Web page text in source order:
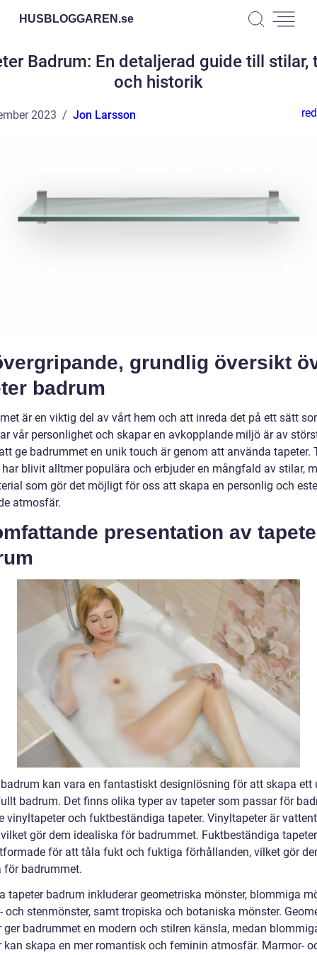
HUSBLOGGAREN.se
Badrum: En detaljerad guide till stilar,
och historik
2023 Jon Larsson
grundlig översikt
badrum
är en viktig del av vårt hem och att inreda det på ett sätt
vår personlighet och skapar en avkopplande miljö är av
ge badrummet en unik touch är genom att använda tapeter.
blivit alltmer populära och erbjuder en mångfald av stilar,
som gör det möjligt för oss att skapa en personlig och
atmosfär.
presentation av
kan vara en fantastiskt designlösning för att skapa ett
badrum. Det finns olika typer av tapeter som passar för
vinyltapeter och fuktbeständiga tapeter. Vinyltapeter är
gör dem idealiska för badrummet. Fuktbeständiga
för att tåla fukt och fuktiga förhållanden, vilket gör
för badrummet.
tapeter badrum inkluderar geometriska mönster, blommiga
och stenmönster, samt tropiska och botaniska mönster.
ger badrummet en modern och stilren känsla, medan
kan skapa en mer romantisk och feminin atmosfär. Marmor-